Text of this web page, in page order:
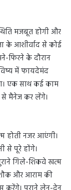
मजबूत होगी और
के आशीर्वाद से कोई
फिरने के दौरान
में फायदेमंद
एक साथ कई काम
मैनेज कर लेंगे।
होती नजर आएंगी।
से पूरे होंगे।
गिले-शिकवे खत्म
और आराम की